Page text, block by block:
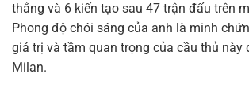
thắng và 6 kiến tạo sau 47 trận đấu trên
Phong độ chói sáng của anh là minh
giá trị và tầm quan trọng của cầu thủ này
Milan.